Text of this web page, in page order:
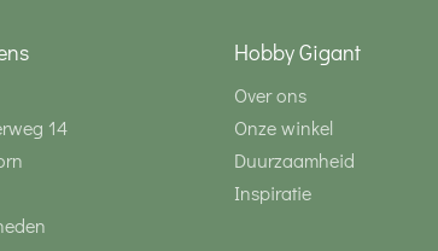
14
Hobby Gigant
Over ons
Onze winkel
Duurzaamheid
Inspiratie